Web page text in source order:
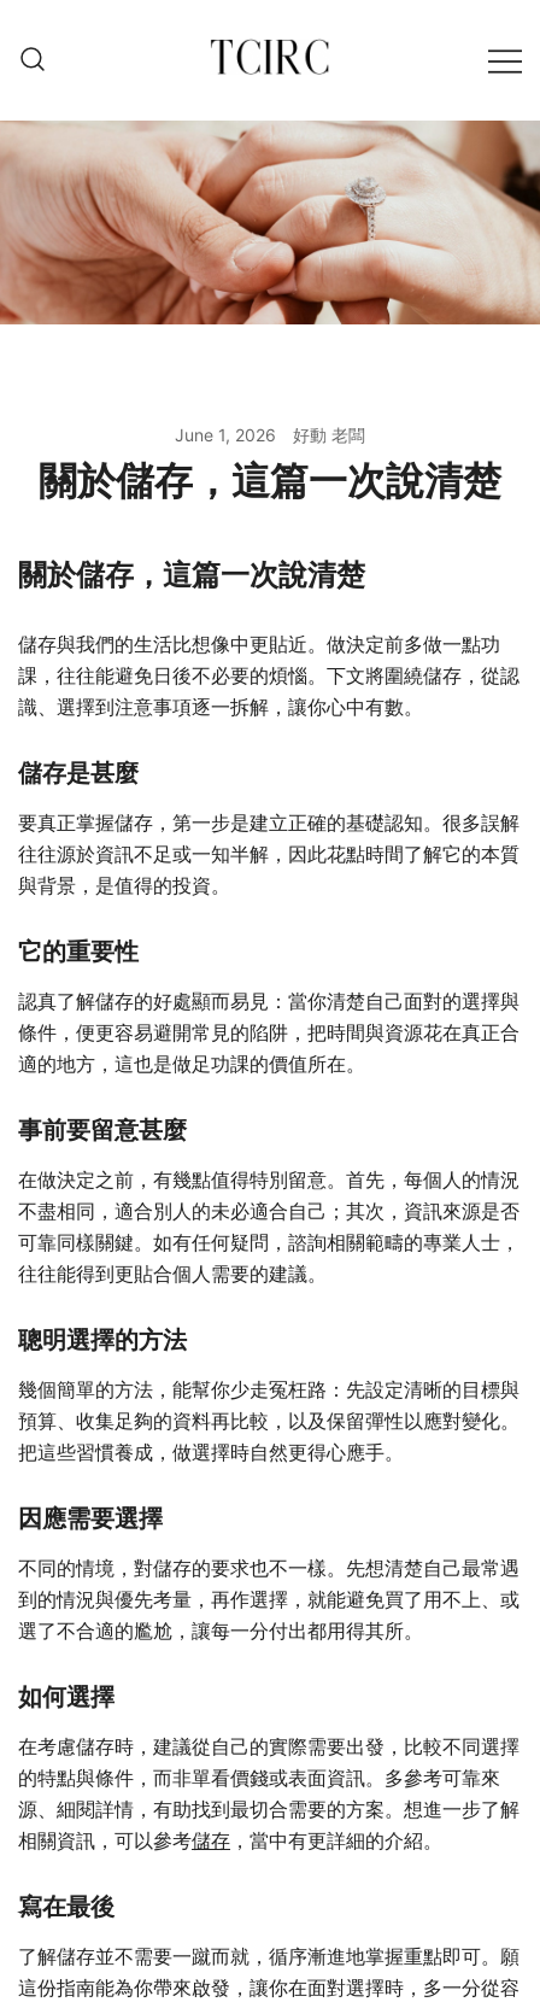
content
June 1, 2026 好動 老闆
關於儲存，這篇一次說清楚
關於儲存，這篇一次說清楚
儲存與我們的生活比想像中更貼近。做決定前多做一點功
課，往往能避免日後不必要的煩惱。下文將圍繞儲存，從認
識、選擇到注意事項逐一拆解，讓你心中有數。
儲存是甚麼
要真正掌握儲存，第一步是建立正確的基礎認知。很多誤解
往往源於資訊不足或一知半解，因此花點時間了解它的本質
與背景，是值得的投資。
它的重要性
認真了解儲存的好處顯而易見：當你清楚自己面對的選擇與
條件，便更容易避開常見的陷阱，把時間與資源花在真正合
適的地方，這也是做足功課的價值所在。
事前要留意甚麼
在做決定之前，有幾點值得特別留意。首先，每個人的情況
不盡相同，適合別人的未必適合自己；其次，資訊來源是否
可靠同樣關鍵。如有任何疑問，諮詢相關範疇的專業人士，
往往能得到更貼合個人需要的建議。
聰明選擇的方法
幾個簡單的方法，能幫你少走冤枉路：先設定清晰的目標與
預算、收集足夠的資料再比較，以及保留彈性以應對變化。
把這些習慣養成，做選擇時自然更得心應手。
因應需要選擇
不同的情境，對儲存的要求也不一樣。先想清楚自己最常遇
到的情況與優先考量，再作選擇，就能避免買了用不上、或
選了不合適的尷尬，讓每一分付出都用得其所。
如何選擇
在考慮儲存時，建議從自己的實際需要出發，比較不同選擇
的特點與條件，而非單看價錢或表面資訊。多參考可靠來
源、細閱詳情，有助找到最切合需要的方案。想進一步了解
相關資訊，可以參考儲存 ，當中有更詳細的介紹。
寫在最後
了解儲存並不需要一蹴而就，循序漸進地掌握重點即可。願
這份指南能為你帶來啟發，讓你在面對選擇時，多一分從容